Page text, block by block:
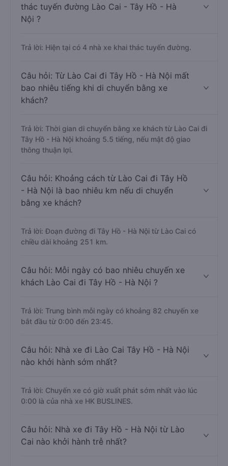
thác tuyến đường Lào Cai - Tây Hồ - Hà
Nội ?
Trả lời: Hiện tại có 4 nhà xe khai thác tuyến đường.
Câu hỏi: Từ Lào Cai đi Tây Hồ - Hà Nội mất
bao nhiêu tiếng khi di chuyển bằng xe
khách?
Trả lời: Thời gian di chuyển bằng xe khách từ Lào Cai đi
Tây Hồ - Hà Nội khoảng 5.5 tiếng, nếu mật độ giao
thông thuận lợi.
Câu hỏi: Khoảng cách từ Lào Cai đi Tây Hồ
- Hà Nội là bao nhiêu km nếu di chuyển
bằng xe khách?
Trả lời: Đoạn đường đi Tây Hồ - Hà Nội từ Lào Cai có
chiều dài khoảng 251 km.
Câu hỏi: Mỗi ngày có bao nhiêu chuyến xe
khách Lào Cai đi Tây Hồ - Hà Nội ?
Trả lời: Trung bình mỗi ngày có khoảng 82 chuyến xe
bắt đầu từ 0:00 đến 23:45.
Câu hỏi: Nhà xe đi Lào Cai Tây Hồ - Hà Nội
nào khởi hành sớm nhất?
Trả lời: Chuyến xe có giờ xuất phát sớm nhất vào lúc
0:00 là của nhà xe HK BUSLINES.
Câu hỏi: Nhà xe đi Tây Hồ - Hà Nội từ Lào
Cai nào khởi hành trễ nhất?